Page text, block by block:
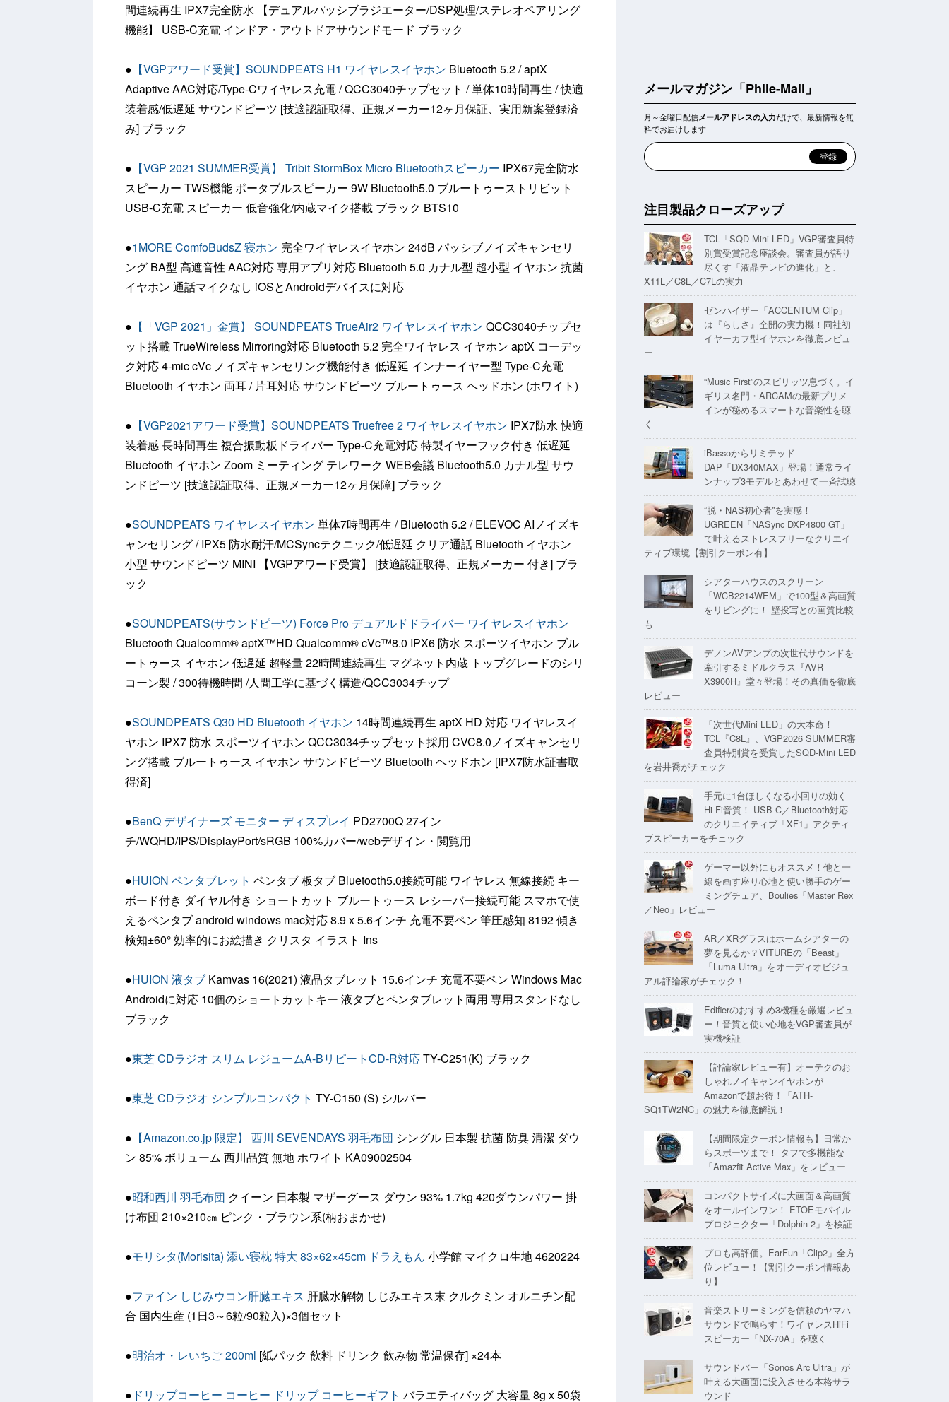
間連続再生 IPX7完全防水 【デュアルパッシブラジエーター/DSP処理/ステレオペアリング
機能】 USB-C充電 インドア・アウトドアサウンドモード ブラック
● 【VGPアワード受賞】SOUNDPEATS H1 ワイヤレスイヤホン Bluetooth 5.2 / aptX
Adaptive AAC対応/Type-Cワイヤレス充電 / QCC3040チップセット / 単体10時間再生 / 快適
装着感/低遅延 サウンドピーツ [技適認証取得、正規メーカー12ヶ月保証、実用新案登録済
み] ブラック
● 【VGP 2021 SUMMER受賞】 Tribit StormBox Micro Bluetoothスピーカー IPX67完全防水
スピーカー TWS機能 ポータブルスピーカー 9W Bluetooth5.0 ブルートゥーストリビット
USB-C充電 スピーカー 低音強化/内蔵マイク搭載 ブラック BTS10
●1MORE ComfoBudsZ 寝ホン 完全ワイヤレスイヤホン 24dB パッシブノイズキャンセリ
ング BA型 高遮音性 AAC対応 専用アプリ対応 Bluetooth 5.0 カナル型 超小型 イヤホン 抗菌
イヤホン 通話マイクなし iOSとAndroidデバイスに対応
● 【「VGP 2021」金賞】 SOUNDPEATS TrueAir2 ワイヤレスイヤホン QCC3040チップセ
ット搭載 TrueWireless Mirroring対応 Bluetooth 5.2 完全ワイヤレス イヤホン aptX コーデッ
ク対応 4-mic cVc ノイズキャンセリング機能付き 低遅延 インナーイヤー型 Type-C充電
Bluetooth イヤホン 両耳 / 片耳対応 サウンドピーツ ブルートゥース ヘッドホン (ホワイト)
● 【VGP2021アワード受賞】SOUNDPEATS Truefree 2 ワイヤレスイヤホン IPX7防水 快適
装着感 長時間再生 複合振動板ドライバー Type-C充電対応 特製イヤーフック付き 低遅延
Bluetooth イヤホン Zoom ミーティング テレワーク WEB会議 Bluetooth5.0 カナル型 サウ
ンドピーツ [技適認証取得、正規メーカー12ヶ月保障] ブラック
●SOUNDPEATS ワイヤレスイヤホン 単体7時間再生 / Bluetooth 5.2 / ELEVOC AIノイズキ
ャンセリング / IPX5 防水耐汗/MCSyncテクニック/低遅延 クリア通話 Bluetooth イヤホン
小型 サウンドピーツ MINI 【VGPアワード受賞】 [技適認証取得、正規メーカー 付き] ブラ
ック
●SOUNDPEATS(サウンドピーツ) Force Pro デュアルドドライバー ワイヤレスイヤホン
Bluetooth Qualcomm® aptX™HD Qualcomm® cVc™8.0 IPX6 防水 スポーツイヤホン ブル
ートゥース イヤホン 低遅延 超軽量 22時間連続再生 マグネット内蔵 トップグレードのシリ
コーン製 / 300待機時間 /人間工学に基づく構造/QCC3034チップ
●SOUNDPEATS Q30 HD Bluetooth イヤホン 14時間連続再生 aptX HD 対応 ワイヤレスイ
ヤホン IPX7 防水 スポーツイヤホン QCC3034チップセット採用 CVC8.0ノイズキャンセリ
ング搭載 ブルートゥース イヤホン サウンドピーツ Bluetooth ヘッドホン [IPX7防水証書取
得済]
●BenQ デザイナーズ モニター ディスプレイ PD2700Q 27イン
チ/WQHD/IPS/DisplayPort/sRGB 100%カバー/webデザイン・閲覧用
●HUION ペンタブレット ペンタブ 板タブ Bluetooth5.0接続可能 ワイヤレス 無線接続 キー
ボード付き ダイヤル付き ショートカット ブルートゥース レシーバー接続可能 スマホで使
えるペンタブ android windows mac対応 8.9 x 5.6インチ 充電不要ペン 筆圧感知 8192 傾き
検知±60° 効率的にお絵描き クリスタ イラスト Ins
●HUION 液タブ Kamvas 16(2021) 液晶タブレット 15.6インチ 充電不要ペン Windows Mac
Androidに対応 10個のショートカットキー 液タブとペンタブレット両用 専用スタンドなし
ブラック
●東芝 CDラジオ スリム レジュームA-BリピートCD-R対応TY-C251(K) ブラック
●東芝 CDラジオ シンプルコンパクト TY-C150 (S) シルバー
● 【Amazon.co.jp 限定】 西川 SEVENDAYS 羽毛布団 シングル 日本製 抗菌 防臭 清潔 ダウ
ン 85% ボリューム 西川品質 無地 ホワイト KA09002504
●昭和西川 羽毛布団 クイーン 日本製 マザーグース ダウン 93% 1.7kg 420ダウンパワー 掛
け布団 210×210㎝ ピンク・ブラウン系(柄おまかせ)
●モリシタ(Morisita) 添い寝枕 特大 83×62×45cm ドラえもん 小学館 マイクロ生地 4620224
●ファイン しじみウコン肝臓エキス 肝臓水解物 しじみエキス末 クルクミン オルニチン配
合 国内生産 (1日3～6粒/90粒入)×3個セット
●明治オ・レいちご 200ml [紙パック 飲料 ドリンク 飲み物 常温保存] ×24本
● ドリップコーヒー コーヒー ドリップ コーヒーギフト バラエティバッグ 大容量 8g x 50袋
メールマガジン「Phile-Mail」
月～金曜日配信メールアドレスの入力だけで、最新情報を無
料でお届けします
注目製品クローズアップ
TCL「SQD-Mini LED」VGP審査員特
別賞受賞記念座談会。審査員が語り
尽くす「液晶テレビの進化」と、
X11L／C8L／C7Lの実力
ゼンハイザー「ACCENTUM Clip」
は『らしさ』全開の実力機！同社初
イヤーカフ型イヤホンを徹底レビュ
ー
“Music First”のスピリッツ息づく。イ
ギリス名門・ARCAMの最新プリメ
インが秘めるスマートな音楽性を聴
く
iBassoからリミテッド
DAP「DX340MAX」登場！通常ライ
ンナップ3モデルとあわせて一斉試聴
“脱・NAS初心者”を実感！
UGREEN「NASync DXP4800 GT」
で叶えるストレスフリーなクリエイ
ティブ環境【割引クーポン有】
シアターハウスのスクリーン
「WCB2214WEM」で100型＆高画質
をリビングに！ 壁投写との画質比較
も
デノンAVアンプの次世代サウンドを
牽引するミドルクラス『AVR-
X3900H』堂々登場！その真価を徹底
レビュー
「次世代Mini LED」の大本命！
TCL『C8L』、VGP2026 SUMMER審
査員特別賞を受賞したSQD-Mini LED
を岩井喬がチェック
手元に1台ほしくなる小回りの効く
Hi-Fi音質！ USB-C／Bluetooth対応
のクリエイティブ「XF1」アクティ
ブスピーカーをチェック
ゲーマー以外にもオススメ！他と一
線を画す座り心地と使い勝手のゲー
ミングチェア、Boulies「Master Rex
／Neo」レビュー
AR／XRグラスはホームシアターの
夢を見るか？VITUREの「Beast」
「Luma Ultra」をオーディオビジュ
アル評論家がチェック！
Edifierのおすすめ3機種を厳選レビュ
ー！音質と使い心地をVGP審査員が
実機検証
【評論家レビュー有】オーテクのお
しゃれノイキャンイヤホンが
Amazonで超お得！「ATH-
SQ1TW2NC」の魅力を徹底解説！
【期間限定クーポン情報も】日常か
らスポーツまで！ タフで多機能な
「Amazfit Active Max」をレビュー
コンパクトサイズに大画面＆高画質
をオールインワン！ ETOEモバイル
プロジェクター「Dolphin 2」を検証
プロも高評価。EarFun「Clip2」全方
位レビュー！【割引クーポン情報あ
り】
音楽ストリーミングを信頼のヤマハ
サウンドで鳴らす！ワイヤレスHiFi
スピーカー「NX-70A」を聴く
サウンドバー「Sonos Arc Ultra」が
叶える大画面に没入させる本格サラ
ウンド